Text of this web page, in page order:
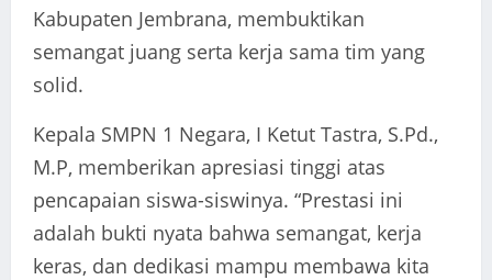
Kabupaten Jembrana, membuktikan
semangat juang serta kerja sama tim yang
solid.
Kepala SMPN 1 Negara, I Ketut Tastra, S.Pd.,
M.P, memberikan apresiasi tinggi atas
pencapaian siswa-siswinya. “Prestasi ini
adalah bukti nyata bahwa semangat, kerja
keras, dan dedikasi mampu membawa kita